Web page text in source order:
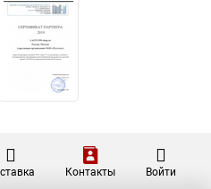
Контакты Войти